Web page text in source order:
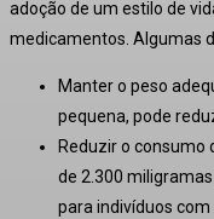
adoção de um estilo de
medicamentos Algumas
Manter o peso
pequena, pode
Reduzir o consumo
de 2.300
para indivíduos